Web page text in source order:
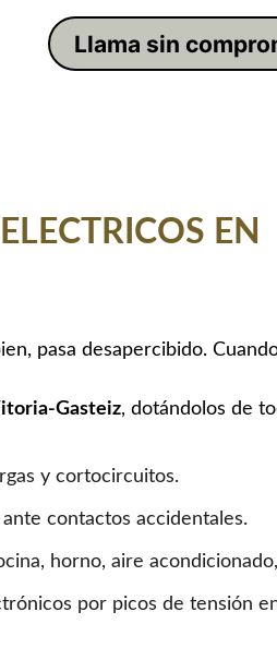
Llama sin
pasa desapercibido.
Gasteiz, dotándolos de
y cortocircuitos.
ante contactos accidentales.
horno, aire
electrónicos